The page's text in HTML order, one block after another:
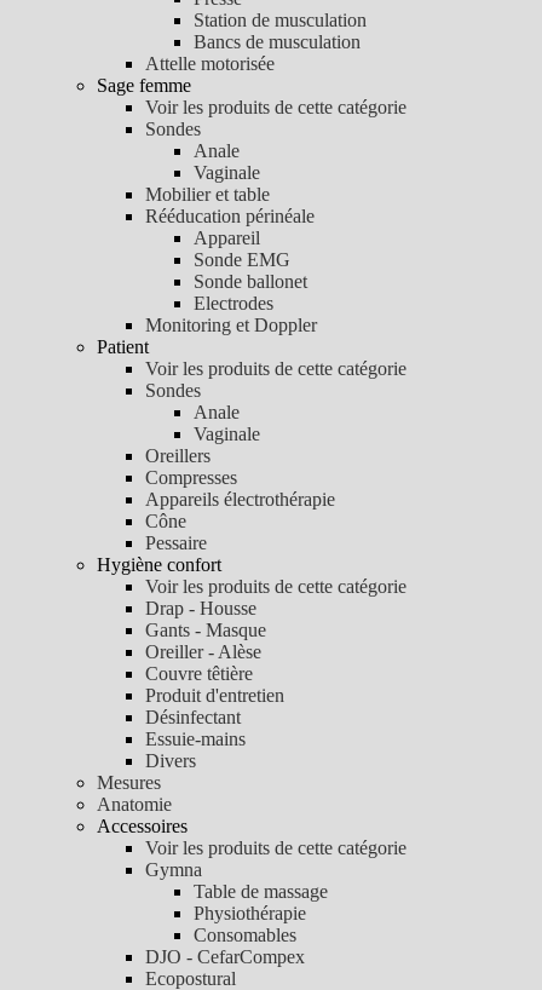
Station de musculation
Bancs de musculation
Attelle motorisée
Sage femme
Voir les produits de cette catégorie
Sondes
Anale
Vaginale
Mobilier et table
Rééducation périnéale
Appareil
Sonde EMG
Sonde ballonet
Electrodes
Monitoring et Doppler
Patient
Voir les produits de cette catégorie
Sondes
Anale
Vaginale
Oreillers
Compresses
Appareils électrothérapie
Cône
Pessaire
Hygiène confort
Voir les produits de cette catégorie
Drap - Housse
Gants - Masque
Oreiller - Alèse
Couvre têtière
Produit d'entretien
Désinfectant
Essuie-mains
Divers
Mesures
Anatomie
Accessoires
Voir les produits de cette catégorie
Gymna
Table de massage
Physiothérapie
Consomables
DJO - CefarCompex
Ecopostural